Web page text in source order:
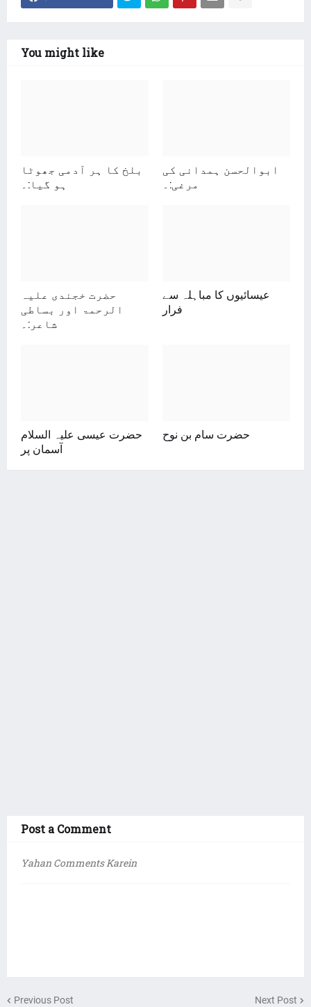
You might like
بلخ کا ہر آدمی جھوٹا
ہو گیا:۔
ابوالحسن ہمدانی کی
مرغی:۔
حضرت خجندی علیہ
الرحمۃ اور بساطی
شاعر:۔
عیسائیوں کا مباہلہ سے
فرار
حضرت عیسی علیہ السلام
آسمان پر
حضرت سام بن نوح
Post a Comment
Yahan Comments Karein
Previous Post Next Post